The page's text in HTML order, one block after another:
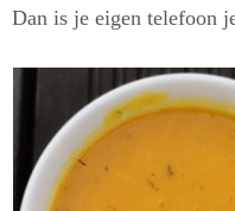
Dan is je eigen telefoon